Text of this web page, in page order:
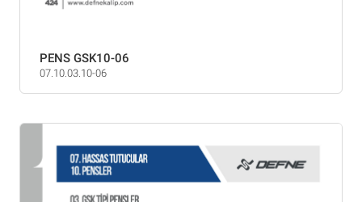
PENS GSK10-06
07.10.03.10-06